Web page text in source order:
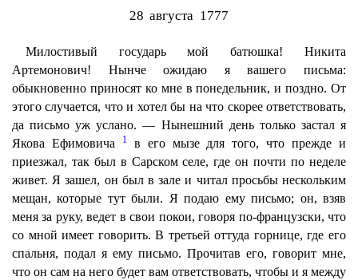
28 августа 1777
Милостивый государь мой батюшка! Никита
Артемонович! Нынче ожидаю я вашего письма:
обыкновенно приносят ко мне в понедельник, и поздно. От
этого случается, что и хотел бы на что скорее ответствовать,
да письмо уж услано. — Нынешний день только застал я
Якова Ефимовича
1в его мызе для того, что прежде и
приезжал, так был в Сарском селе, где он почти по неделе
живет. Я зашел, он был в зале и читал просьбы нескольким
мещан, которые тут были. Я подаю ему письмо; он, взяв
меня за руку, ведет в свои покои, говоря по-французски, что
со мной имеет говорить. В третьей оттуда горнице, где его
спальня, подал я ему письмо. Прочитав его, говорит мне,
что он сам на него будет вам ответствовать, чтобы и я между